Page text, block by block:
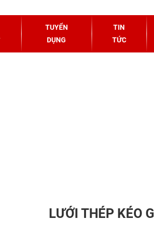
TUYỂN
DỤNG
TIN
TỨC
TRÌNH CÔNG TY DUY
LƯỚI THÉP KÉO